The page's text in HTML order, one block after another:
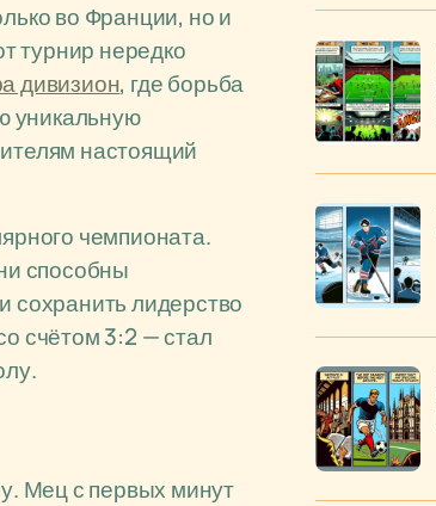
во Франции, но и
турнир нередко
дивизион, где борьба
уникальную
настоящий
чемпионата.
способны
сохранить лидерство
счётом 3:2 — стал
Мец с первых минут